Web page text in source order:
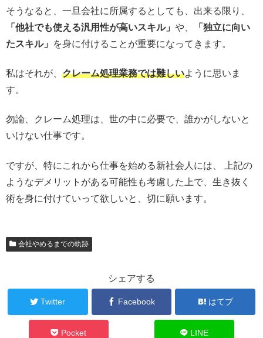
そうなると、一旦会社に所属するとしても、出来る限り、
「他社でも使える汎用性が高いスキル」 や、
「独立に向い
たスキル」
を身に付けることが重要になってきます。
私はそれが、 クレーム処理業務では難しいように思いま
す。
勿論、クレーム処理は、世の中に必要で、誰かがしないと
いけない仕事です。
ですが、特にこれから仕事を始める新社会人には、 上記の
ようなデメリットがある可能性も考慮した上で、生き抜く
術を身に付けていって欲しいと、切に願います。
会社やめるまでの軌跡
シェアする
Twitter Facebook はてブ
Pocket LINE